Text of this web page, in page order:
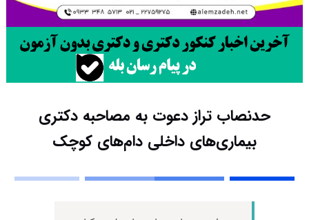
حدنصاب تراز دعوت به مصاحبه دکتری
بیماری‌های داخلی دام‌های کوچک